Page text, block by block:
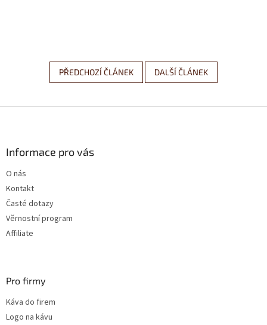
PŘEDCHOZÍ ČLÁNEK DALŠÍ ČLÁNEK
Informace pro vás
O nás
Kontakt
Časté dotazy
Věrnostní program
Affiliate
Pro firmy
Káva do firem
Logo na kávu